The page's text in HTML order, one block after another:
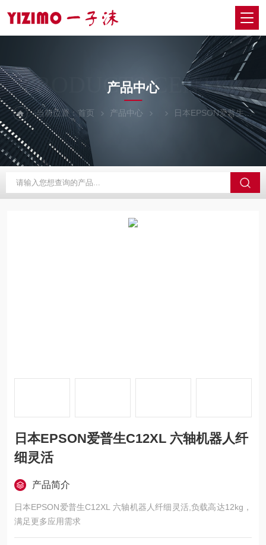
PRODUCTS CENTER
产品中心
当前位置：首页 产品中心 日本EPSON爱普生
日本EPSON爱普生C12XL 六轴机器人纤
细灵活
产品简介
日本EPSON爱普生C12XL 六轴机器人纤细灵活,负载高达12kg，
满足更多应用需求